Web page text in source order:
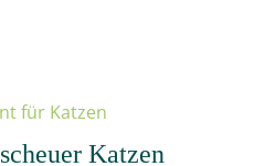
Katzen